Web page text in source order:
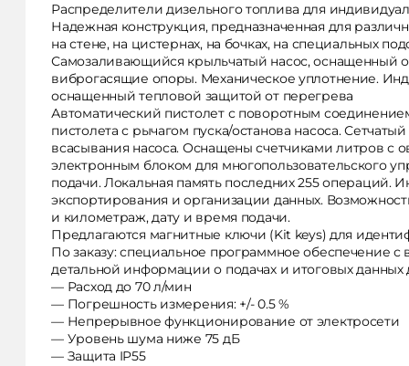
Распределители дизельного топлива для
Надежная конструкция, предназначенная для
на стене, на цистернах, на бочках, на специальных
Самозаливающийся крыльчатый насос, оснащенный
виброгасящие опоры. Механическое уплотнение.
оснащенный тепловой защитой от перегрева
Автоматический пистолет с поворотным
пистолета с рычагом пуска/останова насоса.
всасывания насоса. Оснащены счетчиками литров с
электронным блоком для многопользовательского
подачи. Локальная память последних 255 операций.
экспортирования и организации данных.
и километраж, дату и время подачи.
Предлагаются магнитные ключи (Kit keys) для
По заказу: специальное программное обеспечение с
детальной информации о подачах и итоговых данных
— Расход до 70 л/мин
— Погрешность измерения: +/- 0.5 %
— Непрерывное функционирование от электросети
— Уровень шума ниже 75 дБ
— Защита IP55